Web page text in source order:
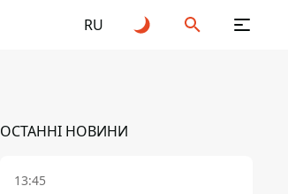
RU
ОСТАННІ НОВИНИ
13:45